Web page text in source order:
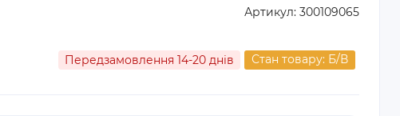
Артикул: 300109065
Передзамовлення 14-20 днів Стан товару: Б/В